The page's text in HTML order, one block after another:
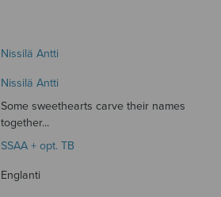
Nissilä Antti
Nissilä Antti
Some sweethearts carve their names
together...
SSAA + opt. TB
Englanti